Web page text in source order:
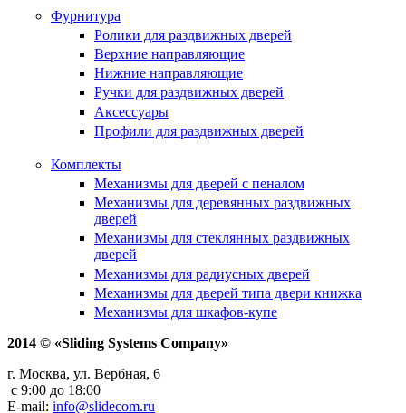
Фурнитура
Ролики для раздвижных дверей
Верхние направляющие
Нижние направляющие
Ручки для раздвижных дверей
Аксессуары
Профили для раздвижных дверей
Комплекты
Механизмы для дверей с пеналом
Механизмы для деревянных раздвижных
дверей
Механизмы для стеклянных раздвижных
дверей
Механизмы для радиусных дверей
Механизмы для дверей типа двери книжка
Механизмы для шкафов-купе
2014 © «Sliding Systems Company»
г. Москва, ул. Вербная, 6
с 9:00 до 18:00
E-mail: info@slidecom.ru